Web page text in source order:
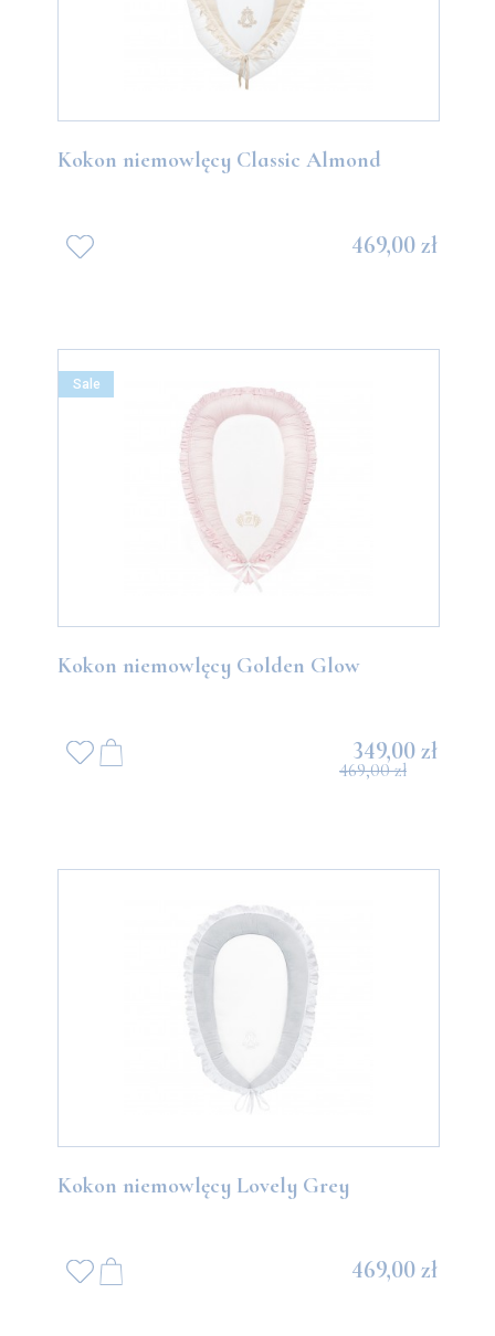
Kokon niemowlęcy Classic Almond
469,00 zł
Kokon niemowlęcy Golden Glow
349,00 zł
469,00 zł
Sale
Kokon niemowlęcy Lovely Grey
469,00 zł